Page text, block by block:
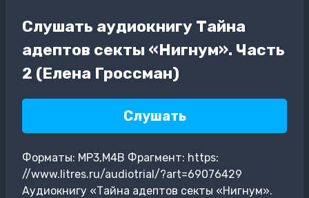
Слушать аудиокнигу Тайна
адептов секты «Нигнум». Часть
2 (Елена Гроссман)
Слушать
Форматы: MP3,M4B Фрагмент: https:
//www.litres.ru/audiotrial/?art=69076429
Аудиокнигу «Тайна адептов секты «Нигнум».